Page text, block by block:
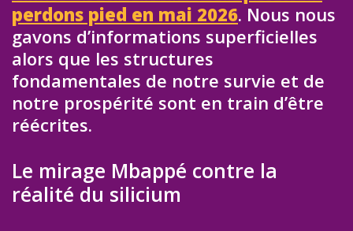
perdons pied en mai 2026. Nous nous
gavons d’informations superficielles
alors que les structures
fondamentales de notre survie et de
notre prospérité sont en train d’être
réécrites.
Le mirage Mbappé contre la
réalité du silicium